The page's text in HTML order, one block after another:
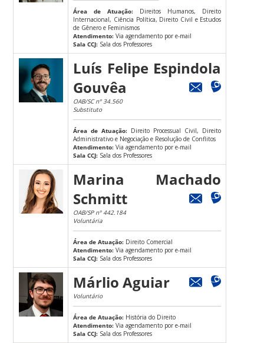
Área de Atuação: Direitos Humanos, Direito
Internacional, Ciência Política, Direito Civil e Estudos
de Gênero e Feminismos
Atendimento: Via agendamento por e-mail
Sala CCJ: Sala dos Professores
Luís Felipe Espindola
Gouvêa
OAB/SC nº 34.560
Substituto
Área de Atuação: Direito Processual Civil, Direito
Administrativo e Negociação e Resolução de Conflitos
Atendimento: Via agendamento por e-mail
Sala CCJ: Sala dos Professores
Marina Machado
Schmitt
OAB/SP nº 442.184
Voluntária
Área de Atuação: Direito Comercial
Atendimento: Via agendamento por e-mail
Sala CCJ: Sala dos Professores
Márlio Aguiar
Voluntário
Área de Atuação: História do Direito
Atendimento: Via agendamento por e-mail
Sala CCJ: Sala dos Professores